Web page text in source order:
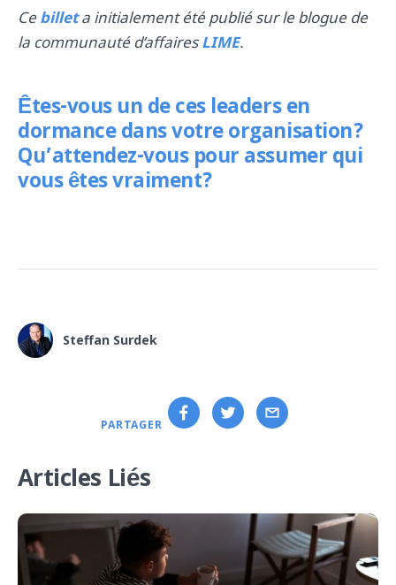
Cebilleta initialement été publié sur le blogue de
la communauté d’affairesLIME.
Êtes-vous un de ces leaders en
dormance dans votre organisation?
Qu’attendez-vous pour assumer qui
vous êtes vraiment?
Steffan Surdek
PARTAGER
Articles Liés